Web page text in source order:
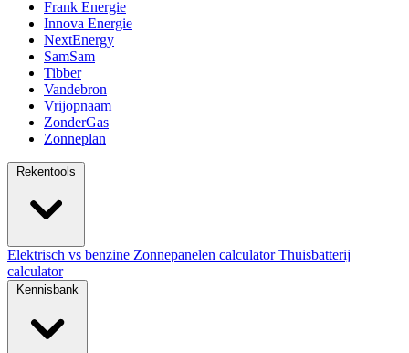
Frank Energie
Innova Energie
NextEnergy
SamSam
Tibber
Vandebron
Vrijopnaam
ZonderGas
Zonneplan
Rekentools
Elektrisch vs benzine Zonnepanelen calculatorThuisbatterij
calculator
Kennisbank